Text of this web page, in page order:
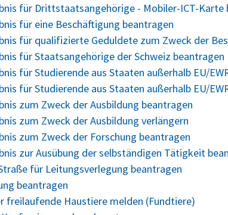
für Drittstaatsangehörige - Mobiler-ICT-Karte
für eine Beschäftigung beantragen
für qualifizierte Geduldete zum Zweck der
für Staatsangehörige der Schweiz beantragen
für Studierende aus Staaten außerhalb EU/
für Studierende aus Staaten außerhalb EU/
zum Zweck der Ausbildung beantragen
zum Zweck der Ausbildung verlängern
zum Zweck der Forschung beantragen
zur Ausübung der selbständigen Tätigkeit
für Leitungsverlegung beantragen
beantragen
freilaufende Haustiere melden (Fundtiere)